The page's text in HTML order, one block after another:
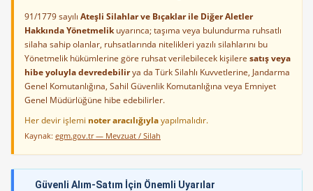
91/1779 sayılı Ateşli Silahlar ve Bıçaklar ile Diğer Aletler
Hakkında Yönetmelikuyarınca; taşıma veya bulundurma ruhsatlı
silaha sahip olanlar, ruhsatlarında nitelikleri yazılı silahlarını bu
Yönetmelik hükümlerine göre ruhsat verilebilecek kişilere satış veya
hibe yoluyla devredebilirya da Türk Silahlı Kuvvetlerine, Jandarma
Genel Komutanlığına, Sahil Güvenlik Komutanlığına veya Emniyet
Genel Müdürlüğüne hibe edebilirler.
Her devir işlemi noter aracılığıylayapılmalıdır.
Kaynak: egm.gov.tr — Mevzuat / Silah
Güvenli Alım-Satım İçin Önemli Uyarılar